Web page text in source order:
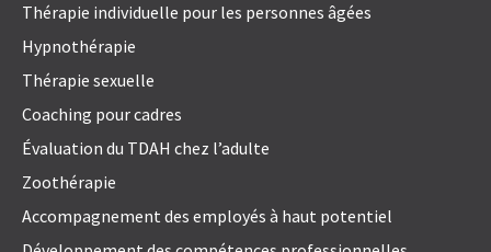
Thérapie individuelle pour les personnes âgées
Hypnothérapie
Thérapie sexuelle
Coaching pour cadres
Évaluation du TDAH chez l’adulte
Zoothérapie
Accompagnement des employés à haut potentiel